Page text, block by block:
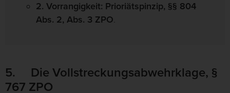
2. Vorrangigkeit: Prioriätspinzip, §§ 804
Abs. 2, Abs. 3 ZPO.
5. Die Vollstreckungsabwehrklage, §
767 ZPO